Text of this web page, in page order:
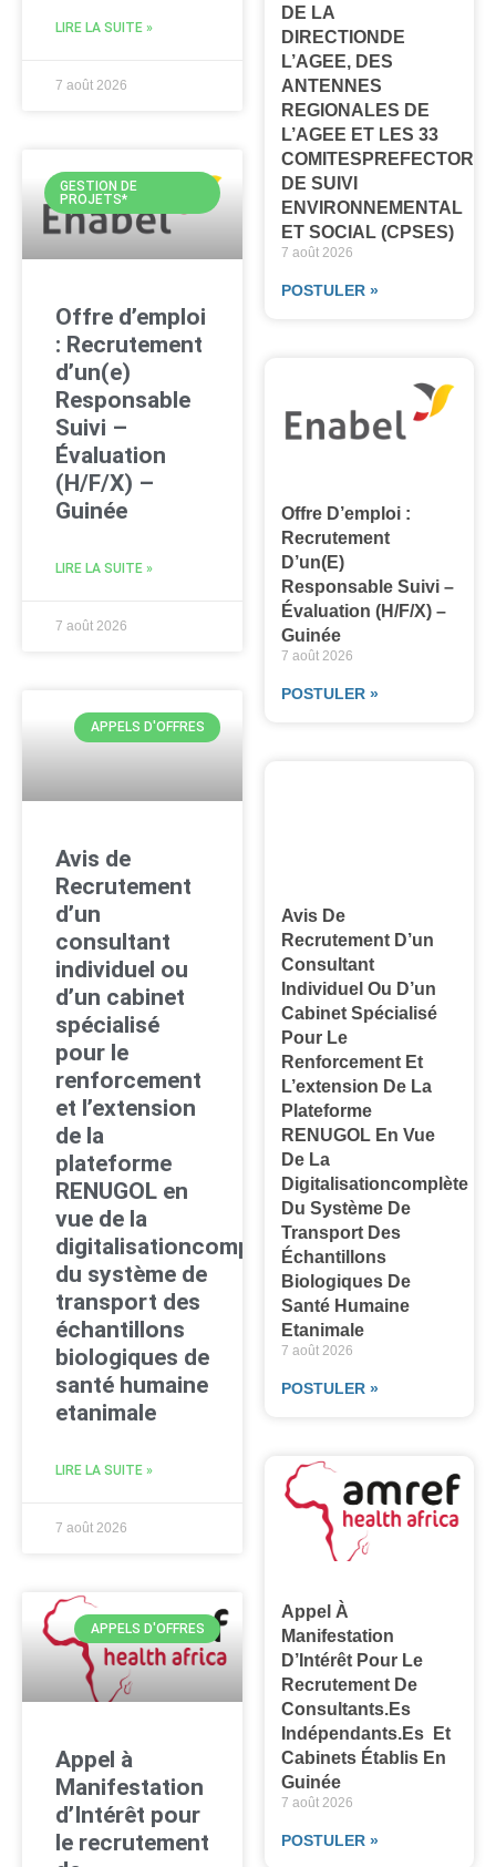
LIRE LA SUITE »
7 août 2026
GESTION DE
PROJETS*
Offre d’emploi
: Recrutement
d’un(e)
Responsable
Suivi –
Évaluation
(H/F/X) –
Guinée
LIRE LA SUITE »
7 août 2026
APPELS D'OFFRES
Avis de
Recrutement
d’un
consultant
individuel ou
d’un cabinet
spécialisé
pour le
renforcement
et l’extension
de la
plateforme
RENUGOL en
vue de la
digitalisationcomplète
du système de
transport des
échantillons
biologiques de
santé humaine
etanimale
LIRE LA SUITE »
7 août 2026
APPELS D'OFFRES
Appel à
Manifestation
d’Intérêt pour
le recrutement
DE LA
DIRECTIONDE
L’AGEE, DES
ANTENNES
REGIONALES DE
L’AGEE ET LES 33
DE SUIVI
ENVIRONNEMENTAL
ET SOCIAL (CPSES)
7 août 2026
POSTULER »
Offre D’emploi :
Recrutement
D’un(e)
Responsable Suivi –
Évaluation (H/F/X) –
Guinée
7 août 2026
POSTULER »
Avis De
Recrutement D’un
Consultant
Individuel Ou D’un
Cabinet Spécialisé
Pour Le
Renforcement Et
L’extension De La
Plateforme
RENUGOL En Vue
De La
Digitalisationcomplète
Du Système De
Transport Des
Échantillons
Biologiques De
Santé Humaine
Etanimale
7 août 2026
POSTULER »
Appel À
Manifestation
D’Intérêt Pour Le
Recrutement De
Consultants.es
Indépendants.es Et
Cabinets Établis En
Guinée
7 août 2026
POSTULER »